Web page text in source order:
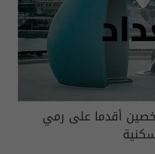
أقدما على رمي